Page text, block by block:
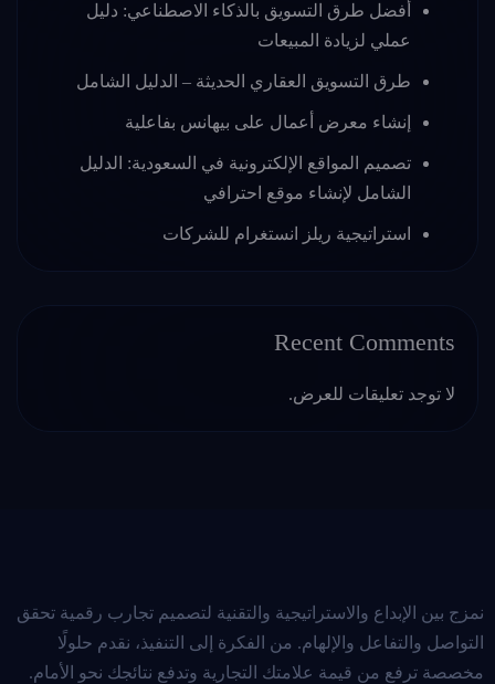
أفضل طرق التسويق بالذكاء الاصطناعي: دليل
عملي لزيادة المبيعات
طرق التسويق العقاري الحديثة – الدليل الشامل
إنشاء معرض أعمال على بيهانس بفاعلية
تصميم المواقع الإلكترونية في السعودية: الدليل
الشامل لإنشاء موقع احترافي
استراتيجية ريلز انستغرام للشركات
Recent Comments
لا توجد تعليقات للعرض.
نمزج بين الإبداع والاستراتيجية والتقنية لتصميم تجارب رقمية تحقق
التواصل والتفاعل والإلهام. من الفكرة إلى التنفيذ، نقدم حلولًا
مخصصة ترفع من قيمة علامتك التجارية وتدفع نتائجك نحو الأمام.